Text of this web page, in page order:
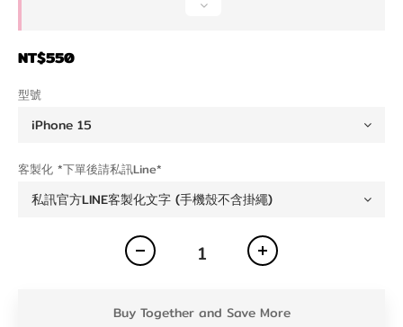
NT$550
型號
客製化 *下單後請私訊Line*
Buy Together and Save More